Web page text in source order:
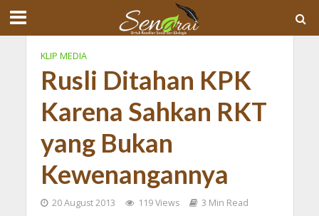
KLIP MEDIA
Rusli Ditahan KPK
Karena Sahkan RKT
yang Bukan
Kewenangannya
20 August 2013 119 Views 3 Min Read